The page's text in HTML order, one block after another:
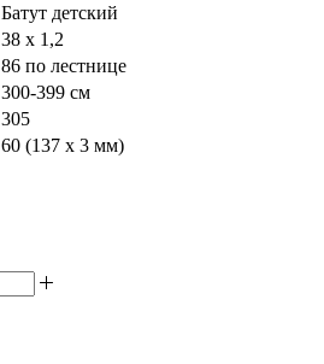
Батут детский
38 х 1,2
86 по лестнице
300-399 см
305
60 (137 х 3 мм)